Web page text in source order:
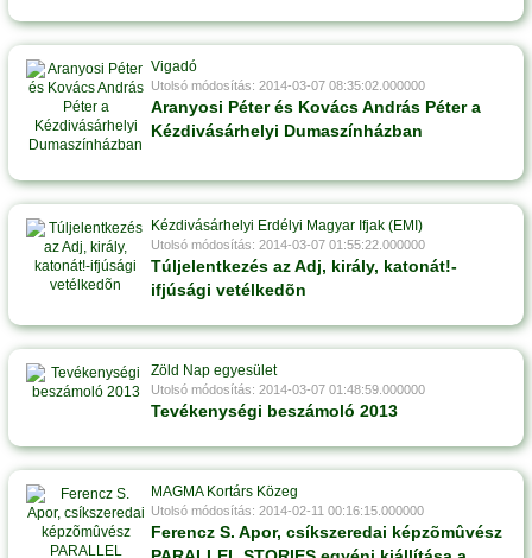
Vigadó
Utolsó módosítás: 2014-03-07 08:35:02.000000
Aranyosi Péter és Kovács András Péter a
Kézdivásárhelyi Dumaszínházban
Kézdivásárhelyi Erdélyi Magyar Ifjak (EMI)
Utolsó módosítás: 2014-03-07 01:55:22.000000
Túljelentkezés az Adj, király, katonát!-
ifjúsági vetélkedõn
Zöld Nap egyesület
Utolsó módosítás: 2014-03-07 01:48:59.000000
Tevékenységi beszámoló 2013
MAGMA Kortárs Közeg
Utolsó módosítás: 2014-02-11 00:16:15.000000
Ferencz S. Apor, csíkszeredai képzõmûvész